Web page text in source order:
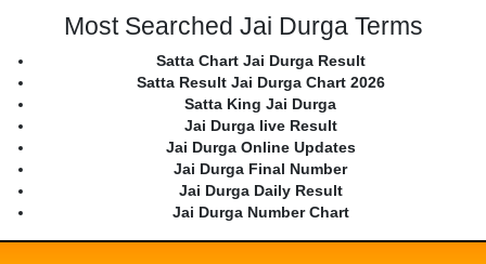
Most Searched Jai Durga Terms
Satta Chart Jai Durga Result
Satta Result Jai Durga Chart 2026
Satta King Jai Durga
Jai Durga live Result
Jai Durga Online Updates
Jai Durga Final Number
Jai Durga Daily Result
Jai Durga Number Chart